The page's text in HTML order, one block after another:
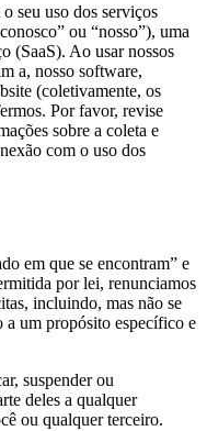
seu uso dos serviços
ou “nosso”), uma
(SaaS). Ao usar nossos
a, nosso software,
(coletivamente, os
Por favor, revise
sobre a coleta e
com o uso dos
em que se encontram” e
por lei, renunciamos
incluindo, mas não se
a um propósito específico e
suspender ou
deles a qualquer
ou qualquer terceiro.